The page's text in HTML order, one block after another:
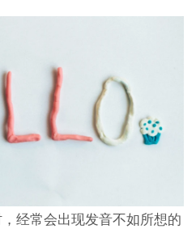
经常会出现发音不如所想的